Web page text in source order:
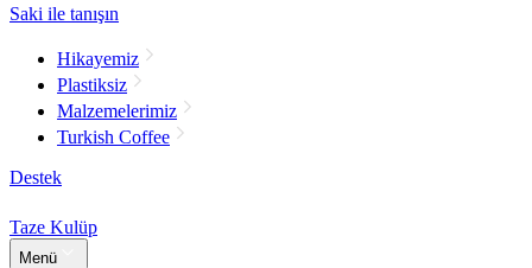
Saki ile tanışın
Hikayemiz
Plastiksiz
Malzemelerimiz
Turkish Coffee
Destek
Taze Kulüp
Menü